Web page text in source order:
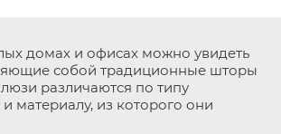
домах и офисах можно увидеть
собой традиционные шторы
различаются по типу
материалу, из которого они